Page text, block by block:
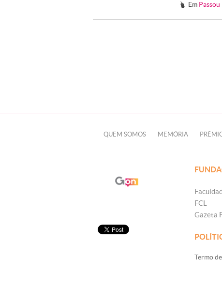
# Em
QUEM SOMOS MEMÓRIA
FCL
Gazeta
Termo